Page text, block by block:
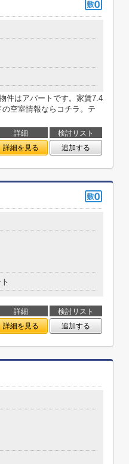
件はアパートです。家賃7.4
空室情報ならコチラ。テ
詳細
検討リスト
詳細を見る 追加する
詳細
検討リスト
詳細を見る 追加する